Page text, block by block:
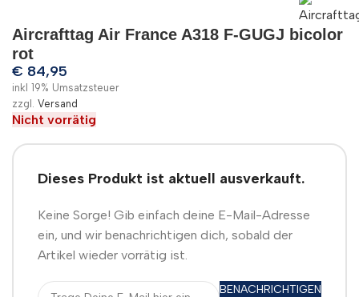
Aircrafttag Air France A318 F-GUGJ bicolor
rot
€ 84,95
inkl 19% Umsatzsteuer
zzgl. Versand
Nicht vorrätig
Dieses Produkt ist aktuell ausverkauft.
Keine Sorge! Gib einfach deine E-Mail-Adresse
ein, und wir benachrichtigen dich, sobald der
Artikel wieder vorrätig ist.
BENACHRICHTIGEN